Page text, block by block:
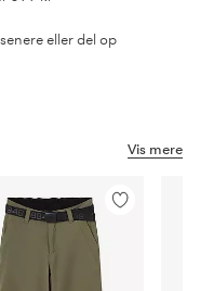
eller del op
Vis mere
Tilføj